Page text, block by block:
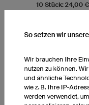
10 Stück: 24,00
So setzen wir
Wir brauchen Ihre
nutzen zu können.
und ähnliche
wie z. B. Ihre IP-
werden verwendet,